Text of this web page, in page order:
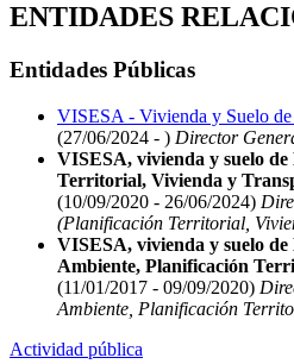
ENTIDADES
Entidades Públicas
VISESA - Vivienda y Suelo
(27/06/2024 - ) Director
VISESA, vivienda y suelo
Territorial, Vivienda y
(10/09/2020 - 26/06/2024)
(Planificación Territorial,
VISESA, vivienda y suelo
Ambiente, Planificación
(11/01/2017 - 09/09/2020)
Ambiente, Planificación
Actividad pública